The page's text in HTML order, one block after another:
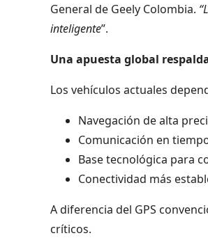
General de Geely Colombia.
inteligente”.
Una apuesta global
Los vehículos actuales
Navegación de alta
Comunicación en
Base tecnológica para
Conectividad más
A diferencia del GPS
críticos.